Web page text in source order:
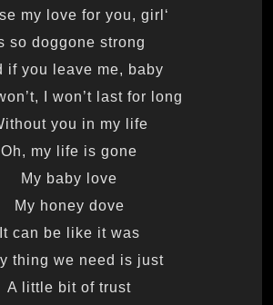
‘Cause my love for you, girl
so doggone strong
if you leave me, baby
I won’t last for long
you in my life
Oh, my life is gone
My baby love
My honey dove
It can be like it was
thing we need is just
A little bit of trust